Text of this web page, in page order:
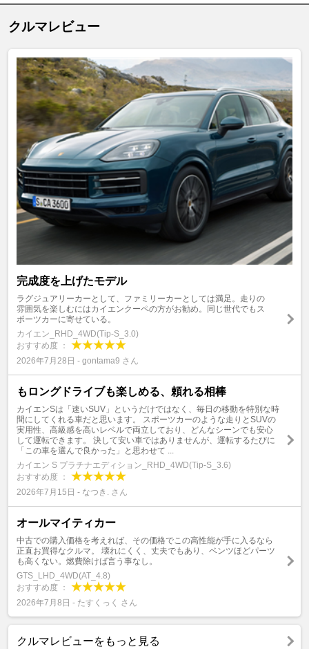
クルマレビュー
完成度を上げたモデル
ラグジュアリーカーとして、ファミリーカーとしては満足。走りの
雰囲気を楽しむにはカイエンクーペの方がお勧め。同じ世代でもス
ポーツカーに寄せている。
カイエン_RHD_4WD(Tip-S_3.0)
おすすめ度 ：
2026年7月28日 - gontama9 さん
もロングドライブも楽しめる、頼れる相棒
カイエンSは「速いSUV」というだけではなく、毎日の移動を特別な時
間にしてくれる車だと思います。 スポーツカーのような走りとSUVの
実用性、高級感を高いレベルで両立しており、どんなシーンでも安心
して運転できます。 決して安い車ではありませんが、運転するたびに
「この車を選んで良かった」と思わせて ...
カイエン S プラチナエディション_RHD_4WD(Tip-S_3.6)
おすすめ度 ：
2026年7月15日 - なつき. さん
オールマイティカー
中古での購入価格を考えれば、その価格でこの高性能が手に入るなら
正直お買得なクルマ。 壊れにくく、丈夫でもあり、ベンツほどパーツ
も高くない。燃費除けば言う事なし。
GTS_LHD_4WD(AT_4.8)
おすすめ度 ：
2026年7月8日 - たすくっく さん
クルマレビューをもっと見る